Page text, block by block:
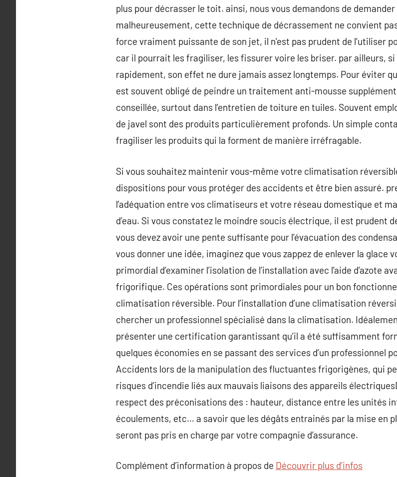
plus pour décrasser le toit. ainsi, nous vous demandons de
malheureusement, cette technique de décrassement ne convient
force vraiment puissante de son jet, il n’est pas prudent de l’utiliser
car il pourrait les fragiliser, les fissurer voire les briser. par ailleurs,
rapidement, son effet ne dure jamais assez longtemps. Pour éviter
est souvent obligé de peindre un traitement anti-mousse
conseillée, surtout dans l’entretien de toiture en tuiles. Souvent
de javel sont des produits particulièrement profonds. Un simple
fragiliser les produits qui la forment de manière irréfragable.
Si vous souhaitez maintenir vous-même votre climatisation
dispositions pour vous protéger des accidents et être bien assuré.
l’adéquation entre vos climatiseurs et votre réseau domestique et
d’eau. Si vous constatez le moindre soucis électrique, il est prudent
vous devez avoir une pente suffisante pour l’évacuation des
vous donner une idée, imaginez que vous zappez de enlever la
primordial d’examiner l’isolation de l’installation avec l’aide d’azote
frigorifique. Ces opérations sont primordiales pour un bon
climatisation réversible. Pour l’installation d’une climatisation
chercher un professionnel spécialisé dans la climatisation.
présenter une certification garantissant qu’il a été suffisamment
quelques économies en se passant des services d’un professionnel
Accidents lors de la manipulation des fluctuantes frigorigènes, qui
risques d’incendie liés aux mauvais liaisons des appareils
respect des préconisations des : hauteur, distance entre les unités
écoulements, etc… a savoir que les dégâts entrainés par la mise en
seront pas pris en charge par votre compagnie d’assurance.
Complément d’information à propos de Découvrir plus d’infos